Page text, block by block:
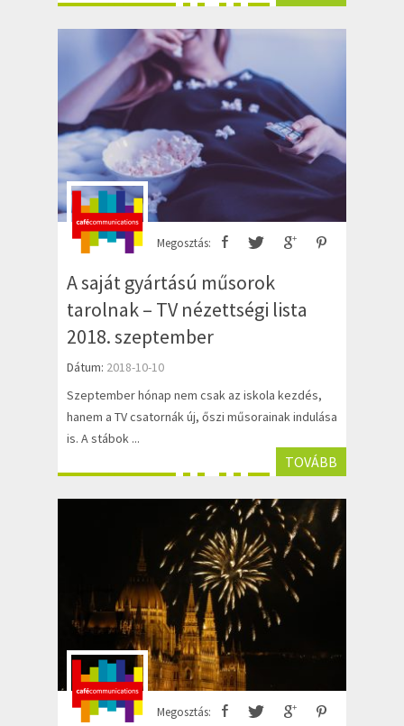
Megosztás:
A saját gyártású műsorok
tarolnak – TV nézettségi lista
2018. szeptember
Dátum: 2018-10-10
Szeptember hónap nem csak az iskola kezdés,
hanem a TV csatornák új, őszi műsorainak indulása
is. A stábok ...
TOVÁBB
Megosztás: